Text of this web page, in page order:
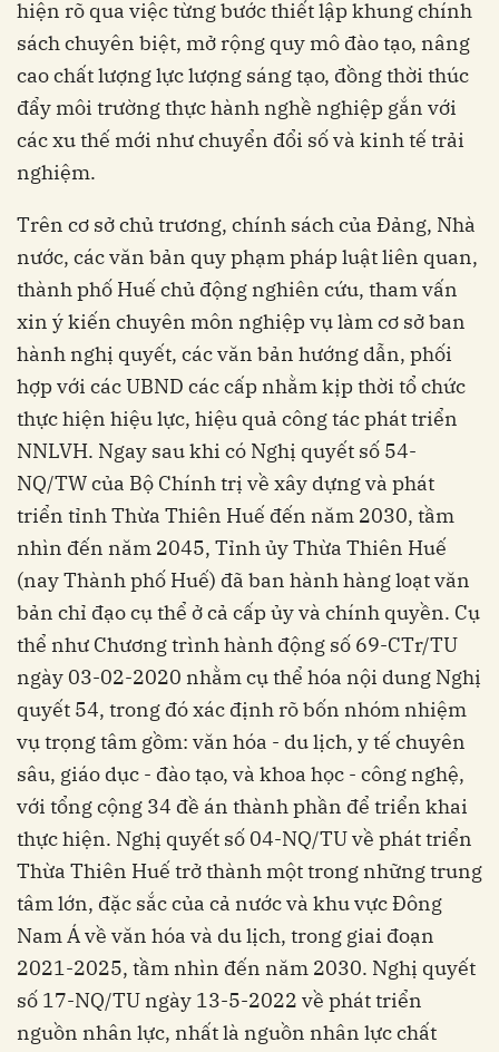
hiện rõ qua việc từng bước thiết lập khung chính
sách chuyên biệt, mở rộng quy mô đào tạo, nâng
cao chất lượng lực lượng sáng tạo, đồng thời thúc
đẩy môi trường thực hành nghề nghiệp gắn với
các xu thế mới như chuyển đổi số và kinh tế trải
nghiệm.
Trên cơ sở chủ trương, chính sách của Đảng, Nhà
nước, các văn bản quy phạm pháp luật liên quan,
thành phố Huế chủ động nghiên cứu, tham vấn
xin ý kiến chuyên môn nghiệp vụ làm cơ sở ban
hành nghị quyết, các văn bản hướng dẫn, phối
hợp với các UBND các cấp nhằm kịp thời tổ chức
thực hiện hiệu lực, hiệu quả công tác phát triển
NNLVH. Ngay sau khi có Nghị quyết số 54-
NQ/TW của Bộ Chính trị về xây dựng và phát
triển tỉnh Thừa Thiên Huế đến năm 2030, tầm
nhìn đến năm 2045, Tỉnh ủy Thừa Thiên Huế
(nay Thành phố Huế) đã ban hành hàng loạt văn
bản chỉ đạo cụ thể ở cả cấp ủy và chính quyền. Cụ
thể như Chương trình hành động số 69-CTr/TU
ngày 03-02-2020 nhằm cụ thể hóa nội dung Nghị
quyết 54, trong đó xác định rõ bốn nhóm nhiệm
vụ trọng tâm gồm: văn hóa - du lịch, y tế chuyên
sâu, giáo dục - đào tạo, và khoa học - công nghệ,
với tổng cộng 34 đề án thành phần để triển khai
thực hiện. Nghị quyết số 04-NQ/TU về phát triển
Thừa Thiên Huế trở thành một trong những trung
tâm lớn, đặc sắc của cả nước và khu vực Đông
Nam Á về văn hóa và du lịch, trong giai đoạn
2021-2025, tầm nhìn đến năm 2030. Nghị quyết
số 17-NQ/TU ngày 13-5-2022 về phát triển
nguồn nhân lực, nhất là nguồn nhân lực chất